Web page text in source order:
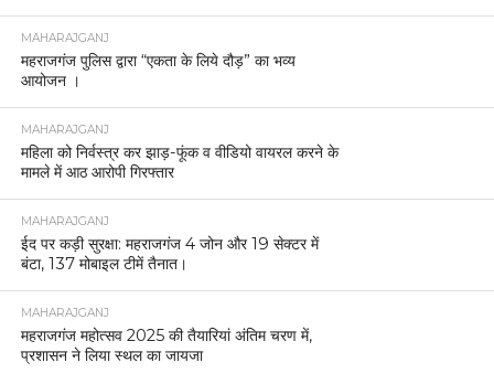
MAHARAJGANJ
महराजगंज पुलिस द्वारा “एकता के लिये दौड़” का भव्य
आयोजन ।
MAHARAJGANJ
महिला को निर्वस्त्र कर झाड़-फूंक व वीडियो वायरल करने के
मामले में आठ आरोपी गिरफ्तार
MAHARAJGANJ
ईद पर कड़ी सुरक्षा: महराजगंज 4 जोन और 19 सेक्टर में
बंटा, 137 मोबाइल टीमें तैनात।
MAHARAJGANJ
महराजगंज महोत्सव 2025 की तैयारियां अंतिम चरण में,
प्रशासन ने लिया स्थल का जायजा